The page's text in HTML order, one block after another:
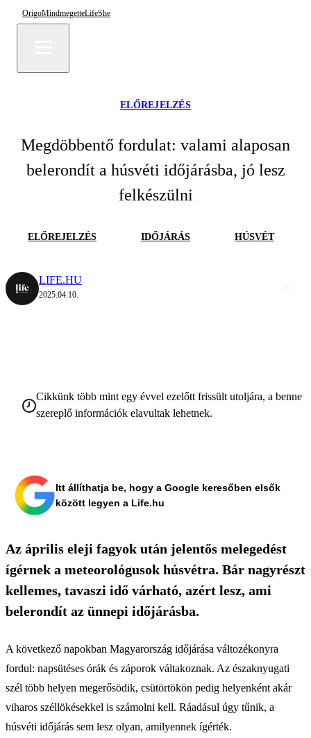
OrigoMindmegetteLifeShe
ELŐREJELZÉS
Megdöbbentő fordulat: valami alaposan
belerondít a húsvéti időjárásba, jó lesz
felkészülni
ELŐREJELZÉS IDŐJÁRÁS HÚSVÉT
LIFE.HU
2025.04.10.
Cikkünk több mint egy évvel ezelőtt frissült utoljára, a benne
szereplő információk elavultak lehetnek.
Itt állíthatja be, hogy a Google keresőben elsők
között legyen a Life.hu
Az április eleji fagyok után jelentős melegedést
ígérnek a meteorológusok húsvétra. Bár nagyrészt
kellemes, tavaszi idő várható, azért lesz, ami
belerondít az ünnepi időjárásba.
A következő napokban Magyarország időjárása változékonyra
fordul: napsütéses órák és záporok váltakoznak. Az északnyugati
szél több helyen megerősödik, csütörtökön pedig helyenként akár
viharos széllökésekkel is számolni kell. Ráadásul úgy tűnik, a
húsvéti időjárás sem lesz olyan, amilyennek ígérték.